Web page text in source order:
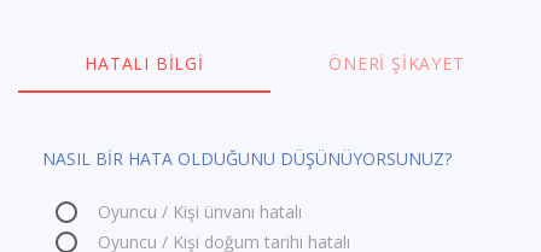
HATALI BILGI ÖNERI ŞIKAYET
NASIL BİR HATA OLDUĞUNU DÜŞÜNÜYORSUNUZ?
Oyuncu / Kişi ünvanı hatalı
Oyuncu / Kişi doğum tarihi hatalı